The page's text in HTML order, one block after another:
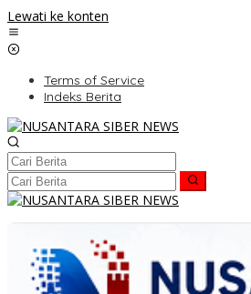
Lewati ke konten
Terms of Service
Indeks Berita